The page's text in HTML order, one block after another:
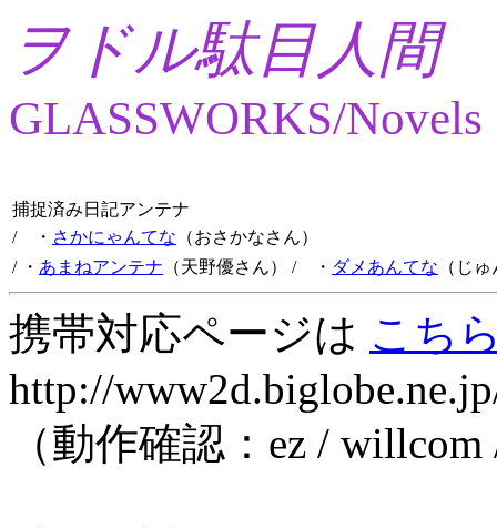
ヲドル駄目人間
GLASSWORKS/Novels
捕捉済み日記アンテナ
/ ・ さかにゃんてな （おさかなさん）
/ ・ あまねアンテナ （天野優さん） / ・ ダメあんてな （じ
携帯対応ページは こち
http://
（動作確認：ez /